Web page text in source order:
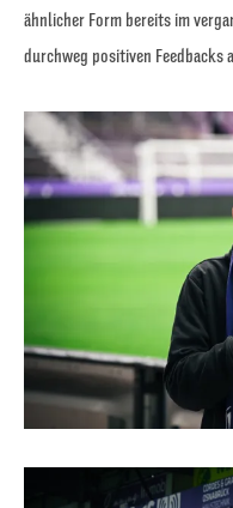
ähnlicher Form bereits im
durchweg positiven Feedbacks